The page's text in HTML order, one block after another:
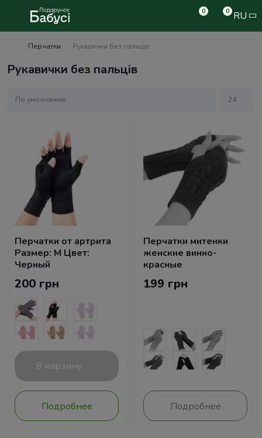
0 0 RU
Перчатки Рукавички без пальців
Рукавички без пальців
Перчатки от артрита
Размер: M Цвет:
Черный
200 грн
В корзину
Подробнее
Перчатки митенки
женские винно-
красные
199 грн
Подробнее